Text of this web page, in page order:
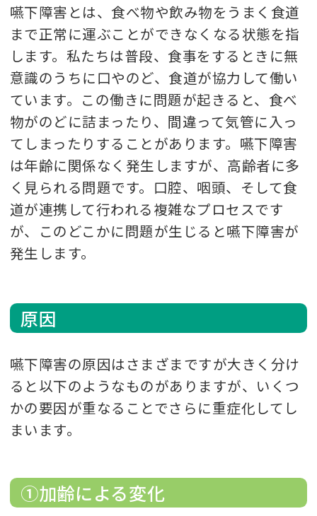
嚥下障害とは、食べ物や飲み物をうまく食道
まで正常に運ぶことができなくなる状態を指
します。私たちは普段、食事をするときに無
意識のうちに口やのど、食道が協力して働い
ています。この働きに問題が起きると、食べ
物がのどに詰まったり、間違って気管に入っ
てしまったりすることがあります。嚥下障害
は年齢に関係なく発生しますが、高齢者に多
く見られる問題です。口腔、咽頭、そして食
道が連携して行われる複雑なプロセスです
が、このどこかに問題が生じると嚥下障害が
発生します。
原因
嚥下障害の原因はさまざまですが大きく分け
ると以下のようなものがありますが、いくつ
かの要因が重なることでさらに重症化してし
まいます。
①加齢による変化